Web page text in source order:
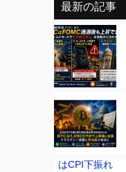
最新の記事